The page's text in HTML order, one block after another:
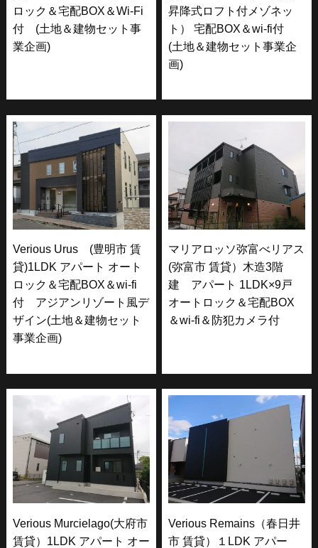
ロック＆宅配BOX＆Wi-Fi
付 (土地＆建物セット事
業企画)
昇降式ロフト付メゾネッ
ト） 宅配BOX＆wi-fi付
(土地＆建物セット事業企
画)
Verious Urus (豊明市 賃
貸)1LDK アパート オート
ロック＆宅配BOX＆wi-fi
付 アジアンリゾート風デ
ザイン(土地＆建物セット
事業企画)
マリアロッソ弥富べリアス
(弥富市 賃貸）木造3階
建 アパート 1LDK×9戸
オートロック＆宅配BOX
＆wi-fi＆防犯カメラ付
Verious Murcielago(大府市
賃貸）1LDK アパート オー
Verious Remains（春日井
市 賃貸）１LDK アパー